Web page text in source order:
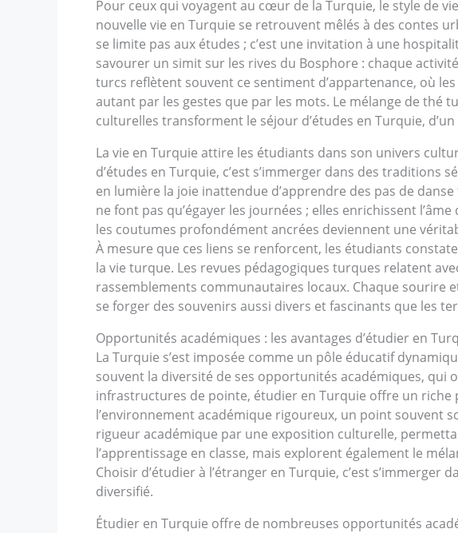
Pour ceux qui voyagent au cœur de la Turquie, le style de
nouvelle vie en Turquie se retrouvent mêlés à des contes
se limite pas aux études ; c’est une invitation à une
savourer un simit sur les rives du Bosphore : chaque
turcs reflètent souvent ce sentiment d’appartenance, où
autant par les gestes que par les mots. Le mélange de thé
culturelles transforment le séjour d’études en Turquie,
La vie en Turquie attire les étudiants dans son univers
d’études en Turquie, c’est s’immerger dans des
en lumière la joie inattendue d’apprendre des pas de
ne font pas qu’égayer les journées ; elles enrichissent
les coutumes profondément ancrées deviennent une
À mesure que ces liens se renforcent, les étudiants
la vie turque. Les revues pédagogiques turques relatent
rassemblements communautaires locaux. Chaque sourire
se forger des souvenirs aussi divers et fascinants que les
Opportunités académiques : les avantages d’étudier en
La Turquie s’est imposée comme un pôle éducatif
souvent la diversité de ses opportunités académiques, qui
infrastructures de pointe, étudier en Turquie offre un
l’environnement académique rigoureux, un point souvent
rigueur académique par une exposition culturelle,
l’apprentissage en classe, mais explorent également le
Choisir d’étudier à l’étranger en Turquie, c’est
diversifié.
Étudier en Turquie offre de nombreuses opportunités